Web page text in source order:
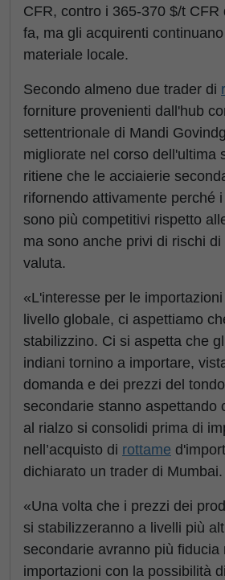
CFR, contro i 365-370 $/t CFR
fa, ma gli acquirenti continuano
materiale locale.
Secondo almeno due trader di
forniture provenienti dall'hub
settentrionale di Mandi
migliorate nel corso dell'ultima
ritiene che le acciaierie
rifornendo attivamente perché
sono più competitivi rispetto
ma sono anche privi di rischi
valuta.
«L'interesse per le
livello globale, ci aspettiamo
stabilizzino. Ci si aspetta che
indiani tornino a importare,
domanda e dei prezzi del
secondarie stanno aspettando
al rialzo si consolidi prima di
nell’acquisto di rottame
dichiarato un trader di Mumbai.
«Una volta che i prezzi dei
si stabilizzeranno a livelli più
secondarie avranno più fiducia
importazioni con la possibilità